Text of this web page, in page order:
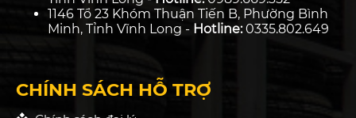
1146 Tổ 23 Khóm Thuận Tiến B, Phường Bình
Minh, Tỉnh Vĩnh Long - Hotline:0335.802.649
CHÍNH SÁCH HỖ TRỢ